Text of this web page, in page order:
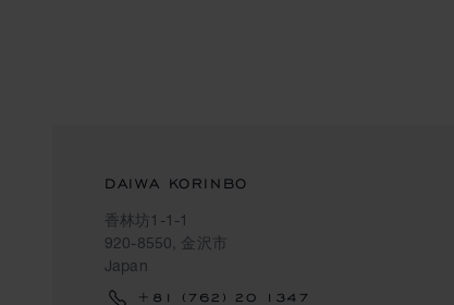
DAIWA KORINBO
香林坊1-1-1
920-8550, 金沢市
Japan
+81 (762) 20 1347